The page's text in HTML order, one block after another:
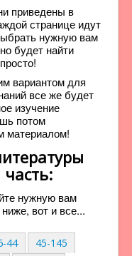
приведены в
странице идут
нужную вам
будет найти
вариантом для
все же будет
изучение
потом
материалом!
нужную вам
вот и все...
44
45-145